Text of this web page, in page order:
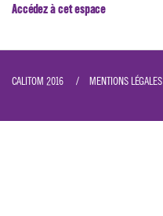
Accédez à cet espace
CALITOM 2016 MENTIONS LÉGALES